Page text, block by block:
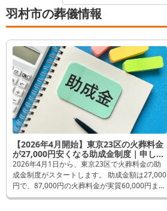
羽村市の葬儀情報
【2026年4月開始】東京23区の火葬料金
が27,000円安くなる助成金制度｜申し込
み方法と対象者を解説
2026年4月1日から、東京23区で火葬料金の助
成金制度がスタートします。 助成金額は27,000
円で、87,000円の火葬料金が実質60,000円まで
抑えられる制度です。